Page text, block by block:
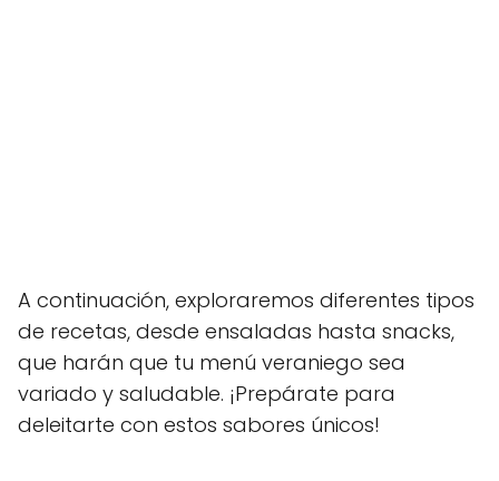
A continuación, exploraremos diferentes tipos
de recetas, desde ensaladas hasta snacks,
que harán que tu menú veraniego sea
variado y saludable. ¡Prepárate para
deleitarte con estos sabores únicos!